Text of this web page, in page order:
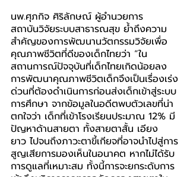
นพ.ศุภกิจ ศิริลักษณ์ ผู้อำนวยการ
สถาบันวิจัยระบบสาธารณสุข ย้ำถึงความ
สำคัญของการพัฒนานวัตกรรมวิจัยเพื่อ
คุณภาพชีวิตที่ดีของเด็กไทยว่า “ใน
สถานการณ์ปัจจุบันที่เด็กไทยเกิดน้อยลง
การพัฒนาคุณภาพชีวิตเด็กจึงเป็นเรื่องเร่ง
ด่วนที่ต้องดำเนินการก่อนส่งเด็กเข้าสู่ระบบ
การศึกษา จากข้อมูลในอดีตพบตัวเลขที่น่า
ตกใจว่า เด็กที่เข้าโรงเรียนประมาณ 12% มี
ปัญหาด้านสายตา ทั้งสายตาสั้น เอียง
ยาว ไปจนถึงภาวะตาขี้เกียจที่อาจนำไปสู่การ
สูญเสียการมองเห็นในอนาคต หากไม่ได้รับ
การดูแลที่เหมาะสม ทั้งนี้การจะยกระดับการ